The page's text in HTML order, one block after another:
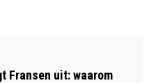
Fransen uit: waarom